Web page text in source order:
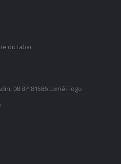
08 BP 81586 Lomé-Togo